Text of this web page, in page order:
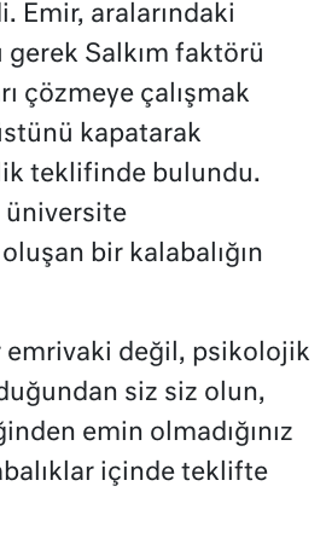
Emir, aralarındaki
gerek Salkım faktörü
çözmeye çalışmak
kapatarak
teklifinde bulundu.
üniversite
bir kalabalığın
emrivaki değil, psikolojik
siz siz olun,
emin olmadığınız
içinde teklifte